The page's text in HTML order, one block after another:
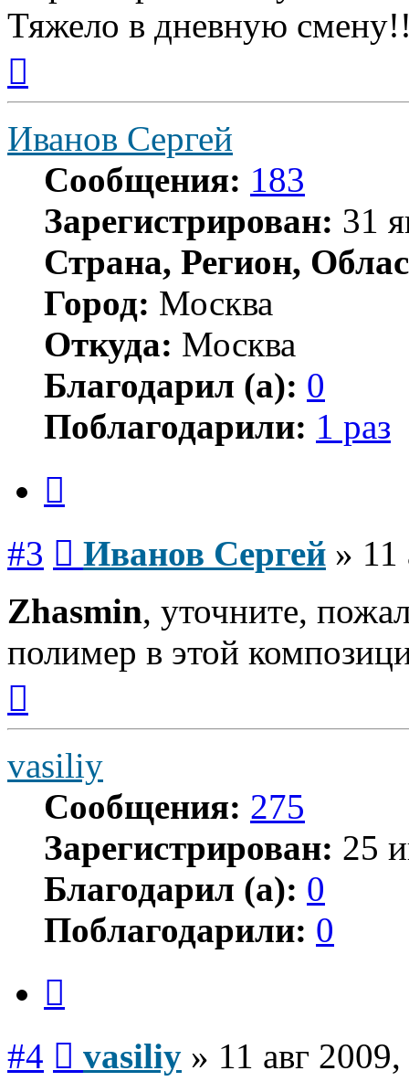
Тяжело в дневную
началу
Иванов Сергей
Сообщения: 183
Зарегистрирован: 31
Страна, Регион,
Город: Москва
Откуда: Москва
Благодарил (а): 0
Поблагодарили: 1 раз
#3 Иванов Сергей » 11
Zhasmin, уточните,
полимер в этой
началу
vasiliy
Сообщения: 275
Зарегистрирован: 25
Благодарил (а): 0
Поблагодарили: 0
#4 vasiliy » 11 авг